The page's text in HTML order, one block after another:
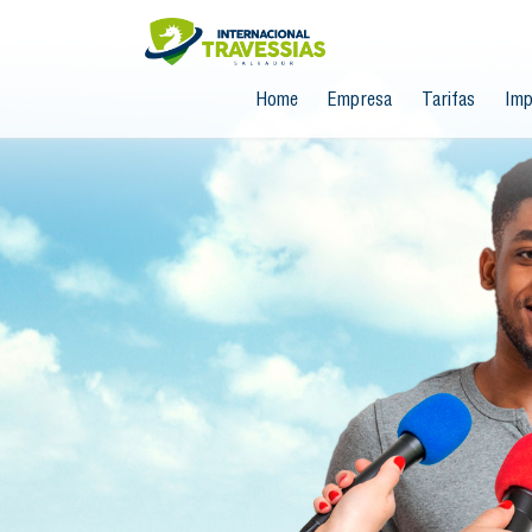
Home Empresa Tarifas